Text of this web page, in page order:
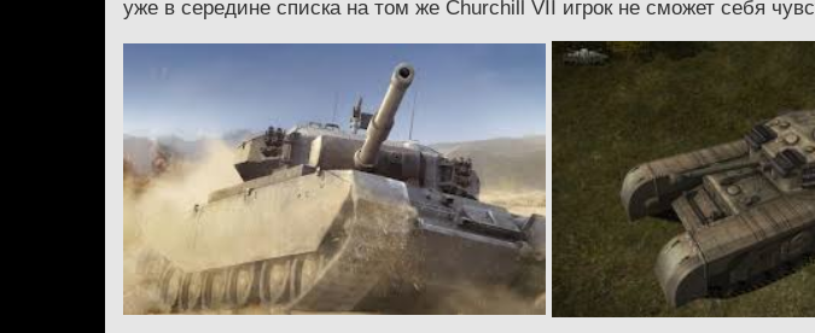
уже в середине списка на том же Churchill VII игрок не сможет себя